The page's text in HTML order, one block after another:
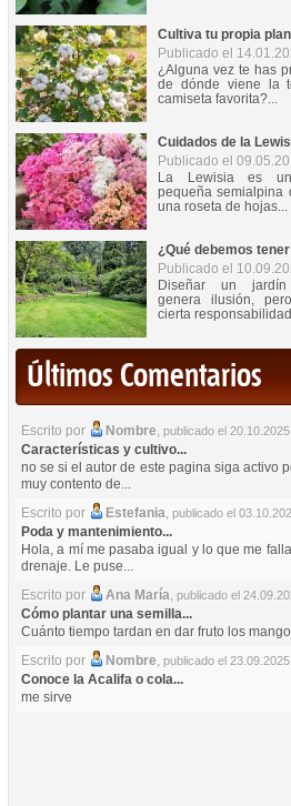
Cultiva tu propia
Publicado el
¿Alguna vez te has
de dónde viene la
camiseta favorita?...
Cuidados de la
Publicado el
La Lewisia es
pequeña semialpina
una roseta de hojas...
¿Qué debemos tener
Publicado el
Diseñar un jardín
genera ilusión,
cierta
Últimos Comentarios
Escrito por Nombre, publicado el 20.10.2025
Características y cultivo...
no se si el autor de este pagina siga activo
muy contento de...
Escrito por
Estefania, publicado el
Poda y mantenimiento...
Hola, a mí me pasaba igual y lo que me
drenaje. Le puse...
Escrito por
Ana María, publicado el
Cómo plantar una semilla...
Cuánto tiempo tardan en dar fruto los
Escrito por
Nombre, publicado el 23.09.2025
Conoce la Acalifa o cola...
me sirve